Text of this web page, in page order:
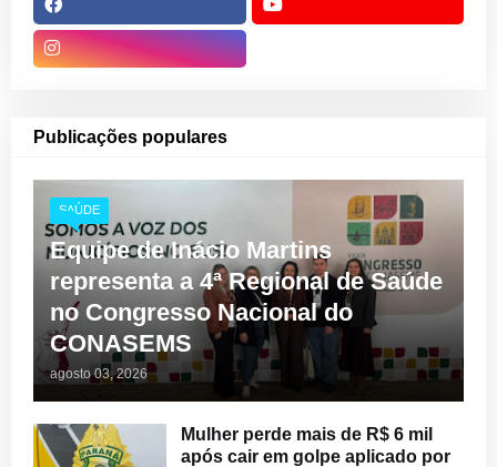
Publicações populares
SAÚDE
Equipe de Inácio Martins
representa a 4ª Regional de Saúde
no Congresso Nacional do
CONASEMS
agosto 03, 2026
Mulher perde mais de R$ 6 mil
após cair em golpe aplicado por